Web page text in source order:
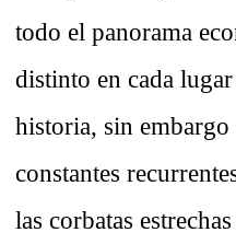
todo el panorama
distinto en cada
historia, sin embargo
constantes
las corbatas